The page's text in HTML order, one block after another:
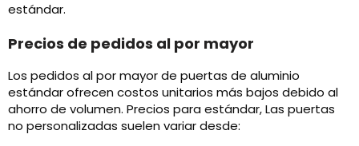
estándar.
Precios de pedidos al por mayor
Los pedidos al por mayor de puertas de aluminio
estándar ofrecen costos unitarios más bajos debido al
ahorro de volumen. Precios para estándar, Las puertas
no personalizadas suelen variar desde: